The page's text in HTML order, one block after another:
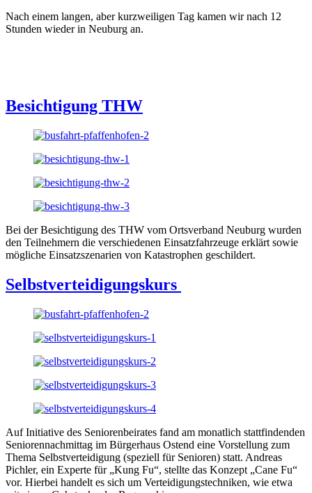
Nach einem langen, aber kurzweiligen Tag kamen wir nach 12
Stunden wieder in Neuburg an.
Besichtigung THW
Bei der Besichtigung des THW vom Ortsverband Neuburg wurden
den Teilnehmern die verschiedenen Einsatzfahrzeuge erklärt sowie
mögliche Einsatzszenarien von Katastrophen geschildert.
Selbstverteidigungskurs
Auf Initiative des Seniorenbeirates fand am monatlich stattfindenden
Seniorennachmittag im Bürgerhaus Ostend eine Vorstellung zum
Thema Selbstverteidigung (speziell für Senioren) statt. Andreas
Pichler, ein Experte für „Kung Fu“, stellte das Konzept „Cane Fu“
vor. Hierbei handelt es sich um Verteidigungstechniken, wie etwa